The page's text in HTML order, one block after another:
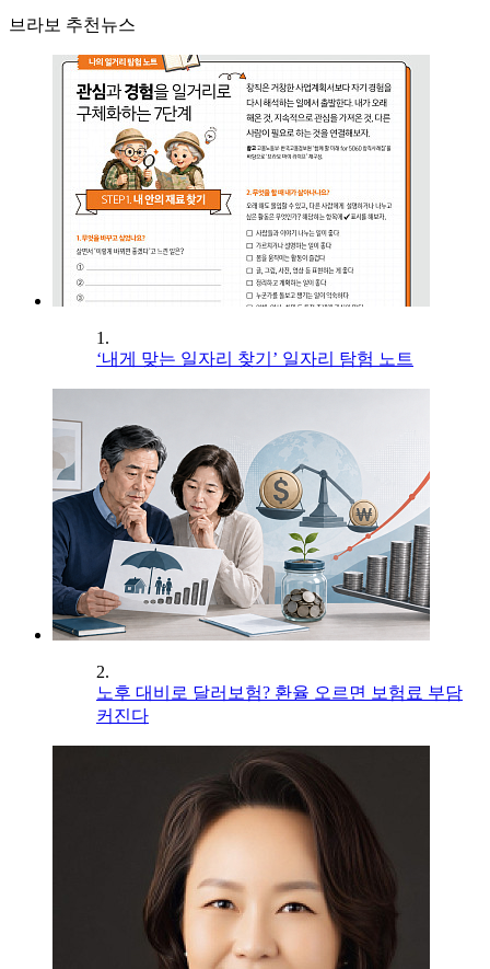
브라보 추천뉴스
1.
‘내게 맞는 일자리 찾기’ 일자리 탐험 노트
2.
노후 대비로 달러보험? 환율 오르면 보험료 부담
커진다